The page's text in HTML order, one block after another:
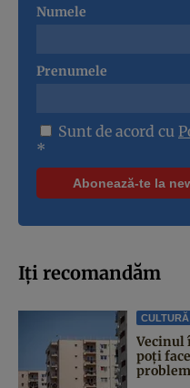
Numele
Prenumele
Sunt de acord cu
*
Iți recomandăm
CULTURĂ
Vecinul
poți